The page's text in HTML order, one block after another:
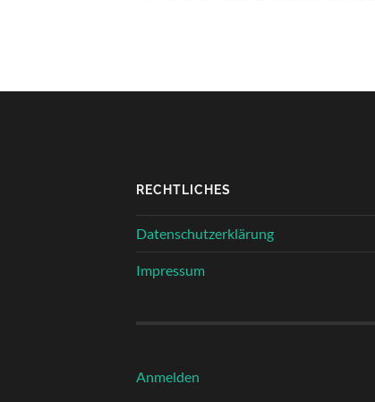
RECHTLICHES
Datenschutzerklärung
Impressum
Anmelden